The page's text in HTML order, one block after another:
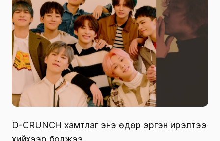
D-CRUNCH хамтлаг энэ өдөр эргэн ирэлтээ
хийхээр болжээ.